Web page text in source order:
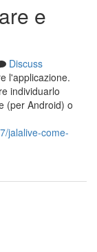
e
Discuss
l'applicazione.
individuarlo
(per Android) o
jalalive-come-